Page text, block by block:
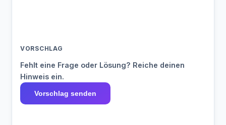
VORSCHLAG
Fehlt eine Frage oder Lösung? Reiche deinen
Hinweis ein.
Vorschlag senden